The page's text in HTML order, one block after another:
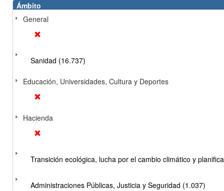
Ámbito
General
Sanidad (16.737)
Educación, Universidades, Cultura y Deportes
Hacienda
Transición ecológica, lucha por el cambio climático y
Administraciones Públicas, Justicia y Seguridad (1.037)